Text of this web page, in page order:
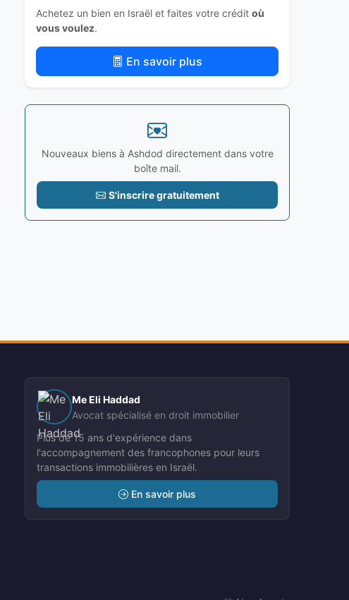
Achetez un bien en Israël et faites votre crédit où
vous voulez.
En savoir plus
Nouveaux biens à Ashdod directement dans votre
boîte mail.
S'inscrire gratuitement
Me Eli Haddad
Avocat spécialisé en droit immobilier
Plus de 15 ans d'expérience dans
l'accompagnement des francophones pour leurs
transactions immobilières en Israël.
En savoir plus